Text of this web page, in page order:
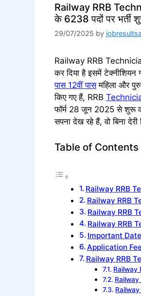
Railway RRB
के 6238 पदों पर
29/07/2025 by
Railway RRB
कर दिया है इसमें
पास 12वीं पासमहिला और
किए गए हैं, RRB
फॉर्म 28 जून 2025 से शुरू
सपना देख रहे हैं, वो बिना
Table of Contents
Railway RRB
Railway RRB
Railway RRB
Railway RRB
Important
Application
Railway RRB
Railway